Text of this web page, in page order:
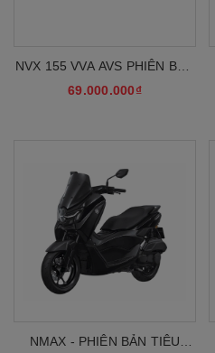
NVX 155 VVA AVS PHIÊN BẢN
SPORT
69.000.000₫
NMAX - PHIÊN BẢN TIÊU